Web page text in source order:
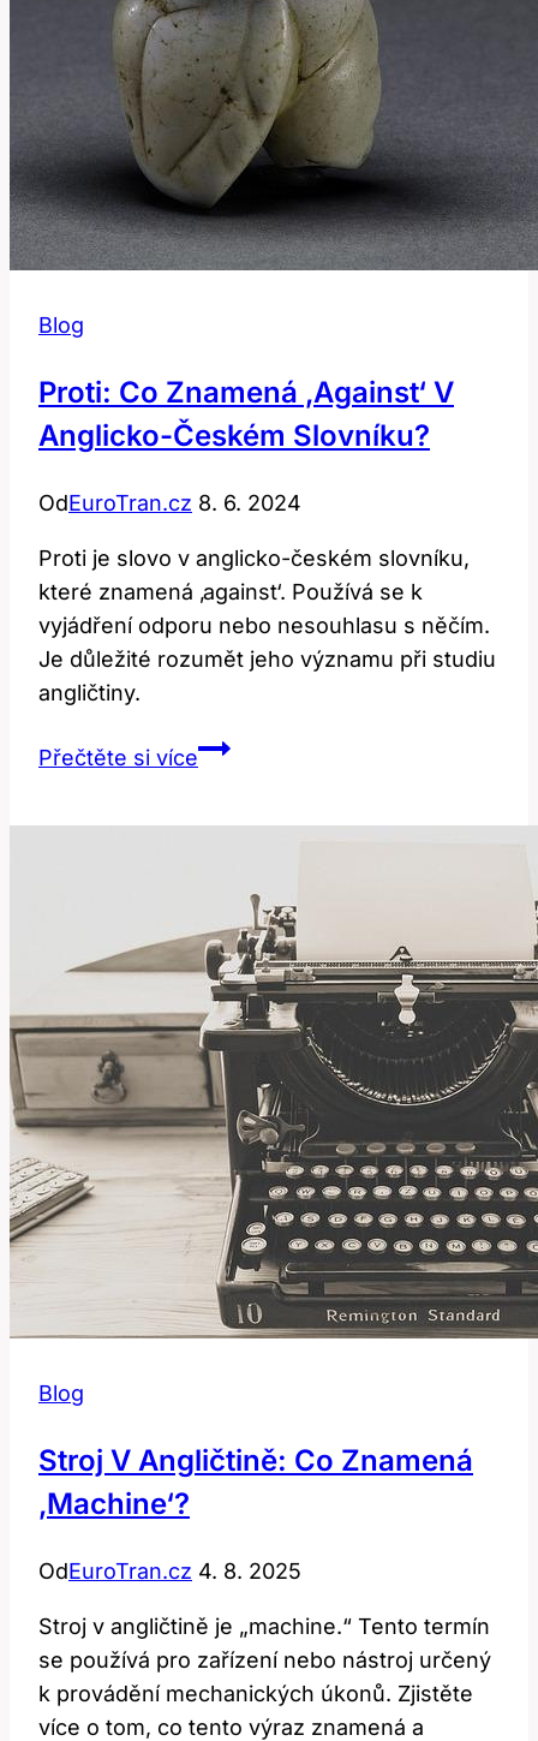
Blog
Proti: Co Znamená ‚against‘ V
Anglicko-Českém Slovníku?
OdEuroTran.cz 8. 6. 2024
Proti je slovo v anglicko-českém slovníku,
které znamená ‚against‘. Používá se k
vyjádření odporu nebo nesouhlasu s něčím.
Je důležité rozumět jeho významu při studiu
angličtiny.
Přečtěte si víceProti:
anglicko-
českém
slovníku?
Blog
Stroj V Angličtině: Co Znamená
‚machine‘?
OdEuroTran.cz 4. 8. 2025
Stroj v angličtině je „machine.“ Tento termín
se používá pro zařízení nebo nástroj určený
k provádění mechanických úkonů. Zjistěte
více o tom, co tento výraz znamená a